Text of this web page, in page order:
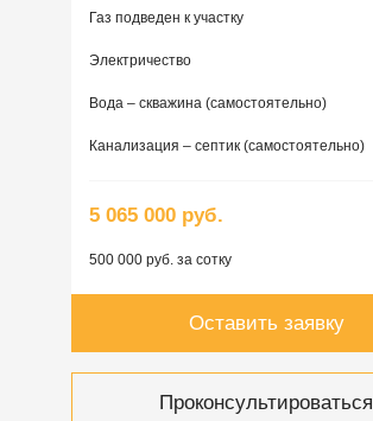
Газ подведен к участку
Электричество
Вода – скважина (самостоятельно)
Канализация – септик (самостоятельно)
5 065 000 руб.
500 000 руб. за сотку
Оставить заявку
Проконсультироваться